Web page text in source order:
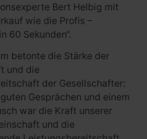
Bert Helbig mit
wie die Profis –
60 Sekunden“.
betonte die Stärke der
und die
der Gesellschafter:
Gesprächen und einem
war die Kraft unserer
und die